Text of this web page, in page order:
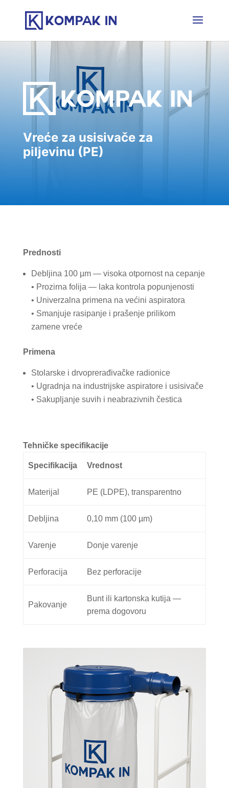
Vreće za usisivače za
piljevinu (PE)
Prednosti
Debljina 100 µm — visoka otpornost na cepanje
• Prozirna folija — laka kontrola popunjenosti
• Univerzalna primena na većini aspiratora
• Smanjuje rasipanje i prašenje prilikom
zamene vreće
Primena
Stolarske i drvoprerađivačke radionice
• Ugradnja na industrijske aspiratore i usisivače
• Sakupljanje suvih i neabrazivnih čestica
Tehničke specifikacije
Specifikacija Vrednost
Materijal PE (LDPE), transparentno
Debljina 0,10 mm (100 µm)
Varenje Donje varenje
Perforacija Bez perforacije
Pakovanje
Bunt ili kartonska kutija —
prema dogovoru